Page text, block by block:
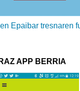
Epaibar tresnaren
APP BERRIA